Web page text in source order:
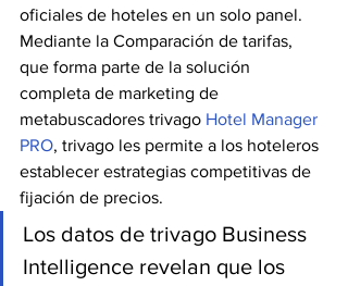
oficiales de hoteles en un solo panel.
Mediante la Comparación de tarifas,
que forma parte de la solución
completa de marketing de
metabuscadores trivago Hotel Manager
PRO, trivago les permite a los hoteleros
establecer estrategias competitivas de
fijación de precios.
Los datos de trivago Business
Intelligence revelan que los